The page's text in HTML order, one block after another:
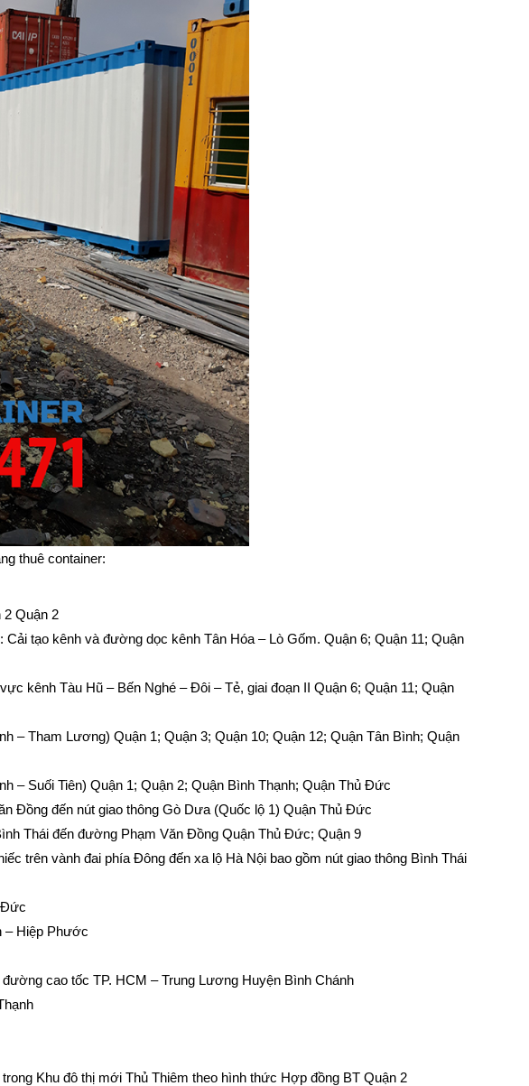
thuê container:
2 Quận 2
tạo kênh và đường dọc kênh Tân Hóa – Lò Gốm. Quận 6; Quận 11; Quận
kênh Tàu Hũ – Bến Nghé – Đôi – Tẻ, giai đoạn II Quận 6; Quận 11; Quận
– Tham Lương) Quận 1; Quận 3; Quận 10; Quận 12; Quận Tân Bình; Quận
– Suối Tiên) Quận 1; Quận 2; Quận Bình Thạnh; Quận Thủ Đức
Đồng đến nút giao thông Gò Dưa (Quốc lộ 1) Quận Thủ Đức
Thái đến đường Phạm Văn Đồng Quận Thủ Đức; Quận 9
trên vành đai phía Đông đến xa lộ Hà Nội bao gồm nút giao thông Bình Thái
Đức
– Hiệp Phước
cao tốc TP. HCM – Trung Lương Huyện Bình Chánh
Khu đô thị mới Thủ Thiêm theo hình thức Hợp đồng BT Quận 2